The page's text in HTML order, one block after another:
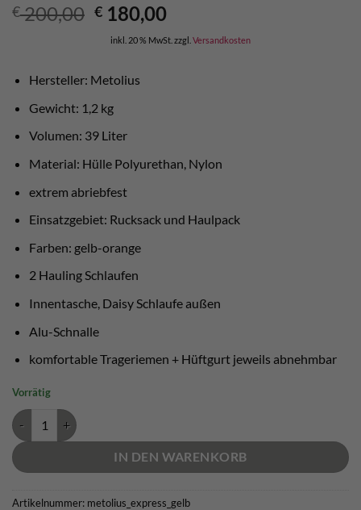
€200,00 Ursprünglicher
Preis
war:
€ 200,00
€ 180,00Aktueller
Preis
ist:
inkl. 20 % MwSt. zzgl. Versandkosten
Hersteller: Metolius
Gewicht: 1,2 kg
Volumen: 39 Liter
Material: Hülle Polyurethan, Nylon
extrem abriebfest
Einsatzgebiet: Rucksack und Haulpack
Farben: gelb-orange
2 Hauling Schlaufen
Innentasche, Daisy Schlaufe außen
Alu-Schnalle
komfortable Trageriemen + Hüftgurt jeweils abnehmbar
Vorrätig
Metolius Express Haulpack Menge
IN DEN WARENKORB
Artikelnummer: metolius_express_gelb